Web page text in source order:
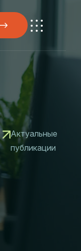
Актуальные
публикации